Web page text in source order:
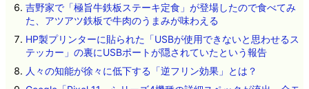
吉野家で「極旨牛鉄板ステーキ定食」が登場したので食べてみ
た、アツアツ鉄板で牛肉のうまみが味わえる
HP製プリンターに貼られた「USBが使用できないと思わせるス
テッカー」の裏にUSBポートが隠されていたという報告
人々の知能が徐々に低下する「逆フリン効果」とは？